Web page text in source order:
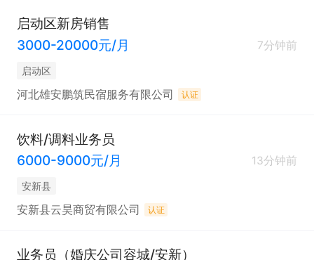
启动区新房销售
3000-20000元/月
7分钟前
启动区
河北雄安鹏筑民宿服务有限公司 认证
饮料/调料业务员
6000-9000元/月
13分钟前
安新县
安新县云昊商贸有限公司 认证
业务员（婚庆公司容城/安新）